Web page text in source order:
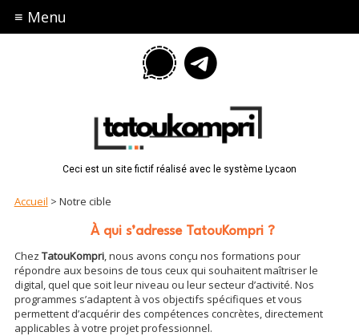
Ceci est un site fictif réalisé avec le système Lycaon
≡ Menu
Accueil > Notre cible
À qui s’adresse TatouKompri ?
Chez TatouKompri, nous avons conçu nos formations pour
répondre aux besoins de tous ceux qui souhaitent maîtriser le
digital, quel que soit leur niveau ou leur secteur d’activité. Nos
programmes s’adaptent à vos objectifs spécifiques et vous
permettent d’acquérir des compétences concrètes, directement
applicables à votre projet professionnel.